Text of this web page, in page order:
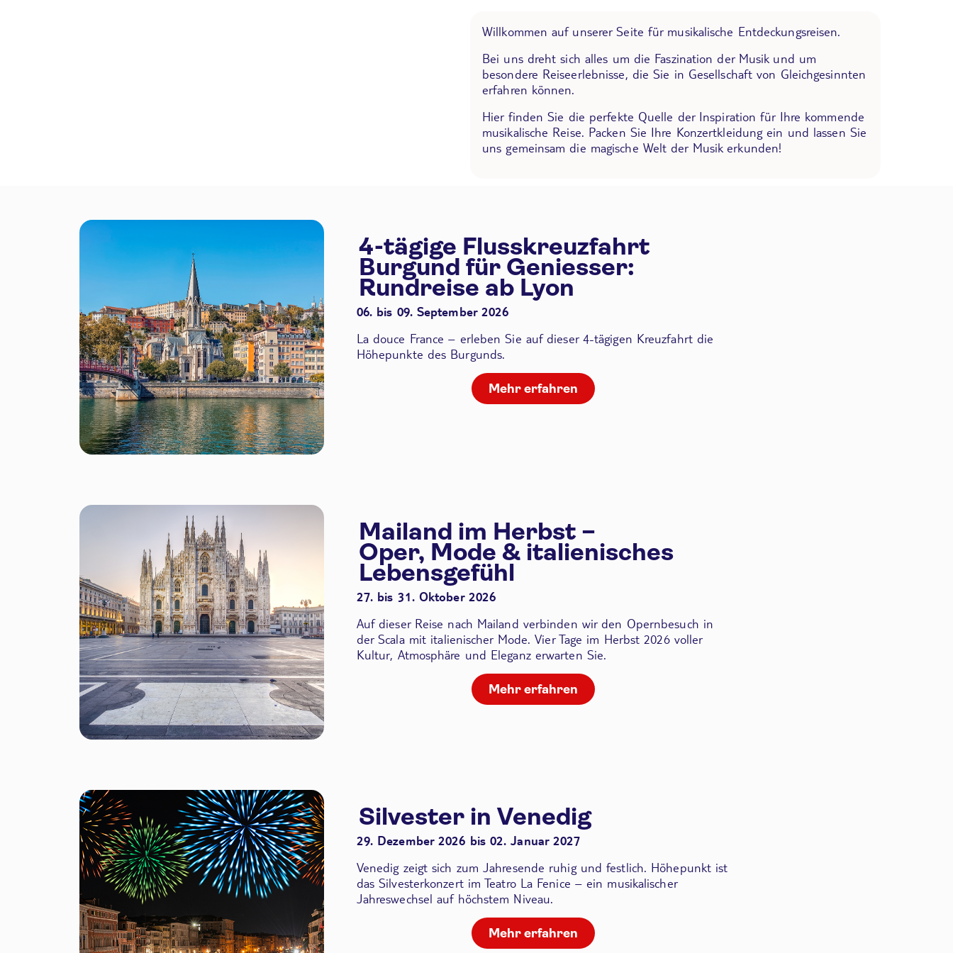
Willkommen auf unserer Seite für musikalische Entdeckungsreisen.
Bei uns dreht sich alles um die Faszination der Musik und um
besondere Reiseerlebnisse, die Sie in Gesellschaft von Gleichgesinnten
erfahren können.
Hier finden Sie die perfekte Quelle der Inspiration für Ihre kommende
musikalische Reise. Packen Sie Ihre Konzertkleidung ein und lassen Sie
uns gemeinsam die magische Welt der Musik erkunden!
4-tägige Flusskreuzfahrt
Burgund für Geniesser:
Rundreise ab Lyon
06. bis 09. September 2026
La douce France – erleben Sie auf dieser 4-tägigen Kreuzfahrt die
Höhepunkte des Burgunds.
Mehr erfahren
Mailand im Herbst –
Oper, Mode & italienisches
Lebensgefühl
27. bis 31. Oktober 2026
Auf dieser Reise nach Mailand verbinden wir den Opernbesuch in
der Scalamit italienischer Mode. Vier Tage im Herbst 2026 voller
Kultur, Atmosphäre und Eleganz erwarten Sie.
Mehr erfahren
Silvester in Venedig
29. Dezember 2026 bis 02. Januar 2027
Venedig zeigt sich zum Jahresende ruhig und festlich. Höhepunkt ist
das Silvesterkonzert im Teatro La Fenice – ein musikalischer
Jahreswechsel auf höchstem Niveau.
Mehr erfahren